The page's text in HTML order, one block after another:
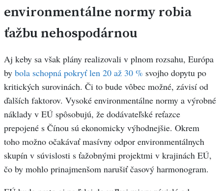
environmentálne normy robia
ťažbu nehospodárnou
Aj keby sa však plány realizovali v plnom rozsahu, Európa
by bola schopná pokryť len 20 až 30 % svojho dopytu po
kritických surovinách. Či to bude vôbec možné, závisí od
ďalších faktorov. Vysoké environmentálne normy a výrobné
náklady v EÚ spôsobujú, že dodávateľské reťazce
prepojené s Čínou sú ekonomicky výhodnejšie. Okrem
toho možno očakávať masívny odpor environmentálnych
skupín v súvislosti s ťažobnými projektmi v krajinách EÚ,
čo by mohlo prinajmenšom narušiť časový harmonogram.